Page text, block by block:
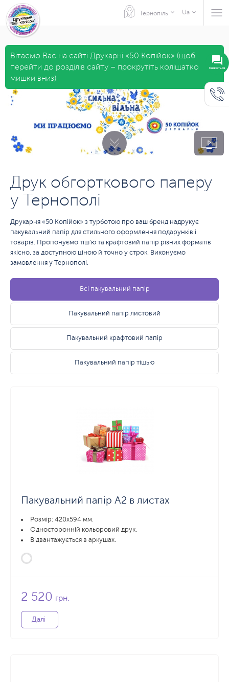
Тернопіль Ua
Вітаємо Вас на сайті Друкарні «50 Копійок» (щоб
перейти до розділів сайту – прокрутіть коліщатко
мишки вниз)
Друк обгорткового паперу
у Тернополі
Друкарня «50 Копійок» з турботою про ваш бренд надрукує
пакувальний папір для стильного оформлення подарунків і
товарів. Пропонуємо тіш'ю та крафтовий папір різних форматів
якісно, за доступною ціною й точно у строк. Виконуємо
замовлення у Тернополі.
Всі пакувальний папір
Пакувальний папір листовий
Пакувальний крафтовий папір
Пакувальний папір тішью
Пакувальний папір А2 в листах
Розмір: 420х594 мм.
Односторонній кольоровий друк.
Відвантажується в аркушах.
2 520 грн.
Далі
Связаться